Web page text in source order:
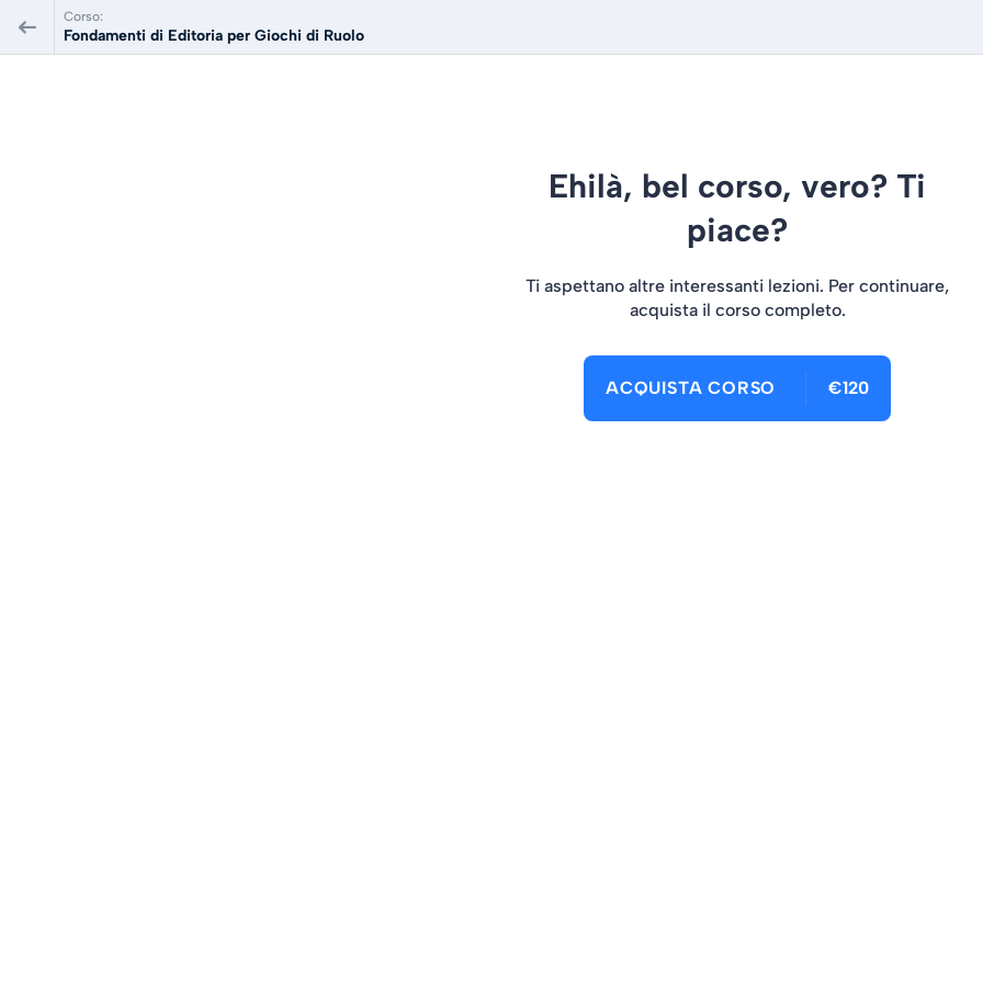
Corso:
Fondamenti di Editoria per Giochi di Ruolo
Ehilà, bel corso, vero? Ti
piace?
Ti aspettano altre interessanti lezioni. Per continuare,
acquista il corso completo.
ACQUISTA CORSO €120